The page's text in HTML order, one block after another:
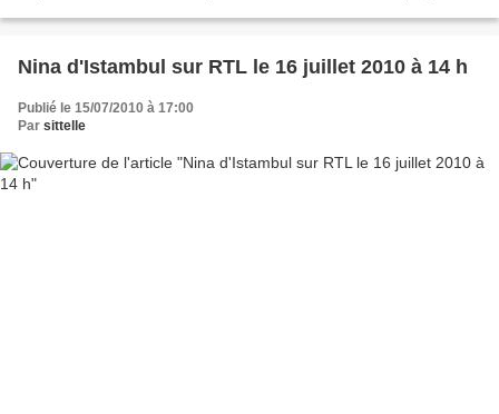
Nina d'Istambul sur RTL le 16 juillet 2010 à 14 h
Publié le 15/07/2010 à 17:00
Par sittelle